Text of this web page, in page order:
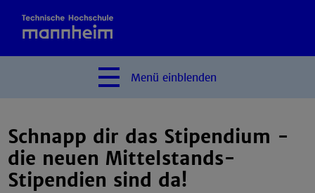
Menü einblenden
Schnapp dir das Stipendium -
die neuen Mittelstands-
Stipendien sind da!